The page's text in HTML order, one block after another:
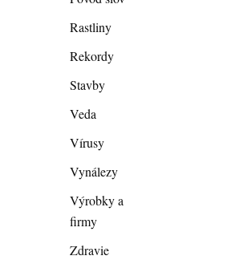
Rastliny
Rekordy
Stavby
Veda
Vírusy
Vynálezy
Výrobky a
firmy
Zdravie